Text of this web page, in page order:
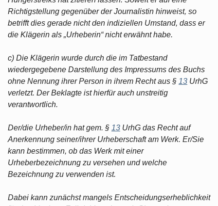
Richtigstellung gegenüber der Journalistin hinweist, so
betrifft dies gerade nicht den indiziellen Umstand, dass er
die Klägerin als „Urheberin“ nicht erwähnt habe.
c) Die Klägerin wurde durch die im Tatbestand
wiedergegebene Darstellung des Impressums des Buchs
ohne Nennung ihrer Person in ihrem Recht aus § 13 UrhG
verletzt. Der Beklagte ist hierfür auch unstreitig
verantwortlich.
Der/die Urheber/in hat gem. § 13 UrhG das Recht auf
Anerkennung seiner/ihrer Urheberschaft am Werk. Er/Sie
kann bestimmen, ob das Werk mit einer
Urheberbezeichnung zu versehen und welche
Bezeichnung zu verwenden ist.
Dabei kann zunächst mangels Entscheidungserheblichkeit